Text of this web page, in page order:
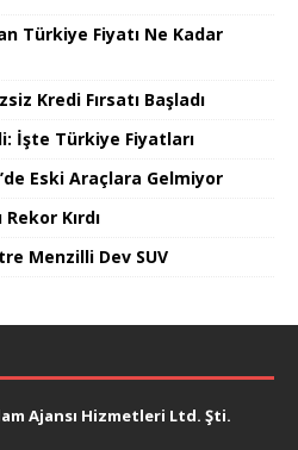
Türkiye Fiyatı Ne Kadar
Kredi Fırsatı Başladı
İşte Türkiye Fiyatları
Eski Araçlara Gelmiyor
Rekor Kırdı
Menzilli Dev SUV
Ajansı Hizmetleri Ltd. Şti.